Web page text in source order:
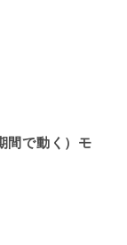
間で動く）モ